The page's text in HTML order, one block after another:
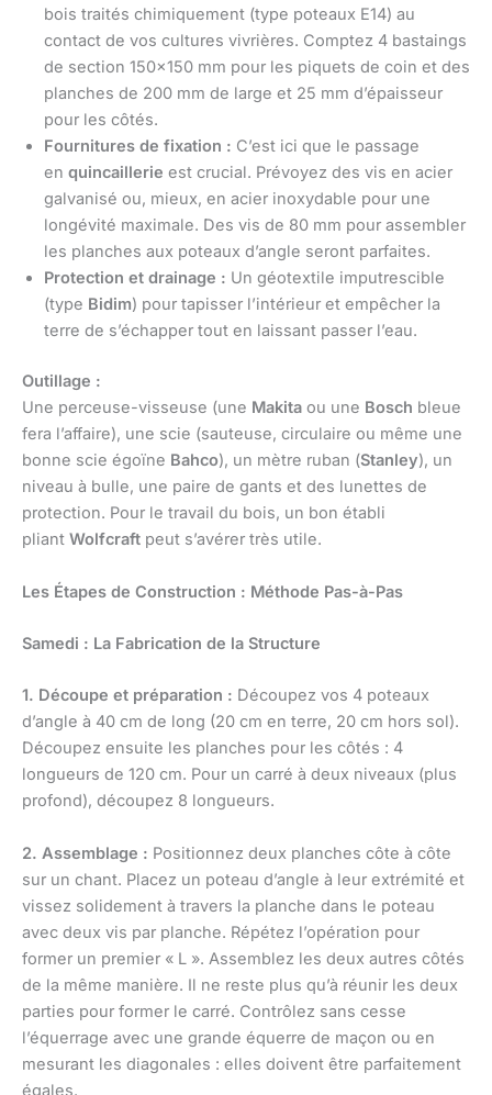
bois traités chimiquement (type poteaux E14) au
contact de vos cultures vivrières. Comptez 4 bastaings
de section 150×150 mm pour les piquets de coin et des
planches de 200 mm de large et 25 mm d’épaisseur
pour les côtés.
Fournitures de fixation : C’est ici que le passage
en quincaillerie est crucial. Prévoyez des vis en acier
galvanisé ou, mieux, en acier inoxydable pour une
longévité maximale. Des vis de 80 mm pour assembler
les planches aux poteaux d’angle seront parfaites.
Protection et drainage : Un géotextile imputrescible
(type Bidim) pour tapisser l’intérieur et empêcher la
terre de s’échapper tout en laissant passer l’eau.
Outillage :
Une perceuse-visseuse (une Makita ou une Bosch bleue
fera l’affaire), une scie (sauteuse, circulaire ou même une
bonne scie égoïne Bahco), un mètre ruban (Stanley), un
niveau à bulle, une paire de gants et des lunettes de
protection. Pour le travail du bois, un bon établi
pliant Wolfcraft peut s’avérer très utile.
Les Étapes de Construction : Méthode Pas-à-Pas
Samedi : La Fabrication de la Structure
1. Découpe et préparation : Découpez vos 4 poteaux
d’angle à 40 cm de long (20 cm en terre, 20 cm hors sol).
Découpez ensuite les planches pour les côtés : 4
longueurs de 120 cm. Pour un carré à deux niveaux (plus
profond), découpez 8 longueurs.
2. Assemblage : Positionnez deux planches côte à côte
sur un chant. Placez un poteau d’angle à leur extrémité et
vissez solidement à travers la planche dans le poteau
avec deux vis par planche. Répétez l’opération pour
former un premier « L ». Assemblez les deux autres côtés
de la même manière. Il ne reste plus qu’à réunir les deux
parties pour former le carré. Contrôlez sans cesse
l’équerrage avec une grande équerre de maçon ou en
mesurant les diagonales : elles doivent être parfaitement
égales.